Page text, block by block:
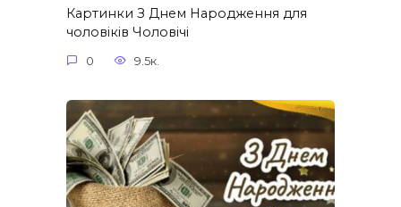
Картинки З Днем Народження для
чоловіків​ Чоловічі
0 9.5к.